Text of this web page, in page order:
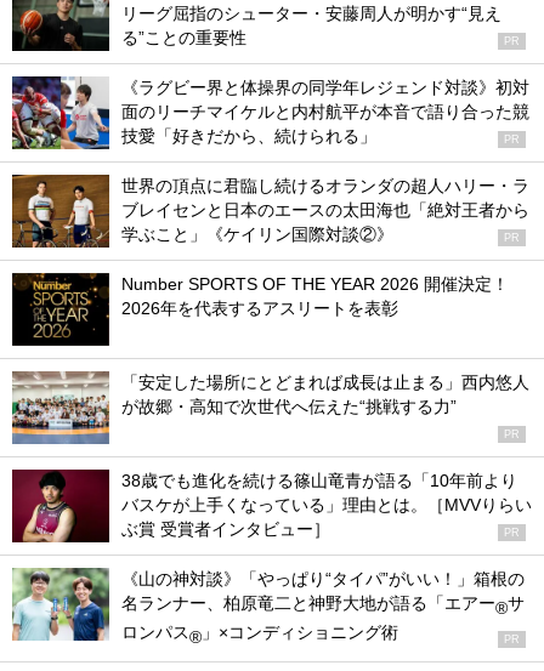
リーグ屈指のシューター・安藤周人が明かす“見え
る”ことの重要性
PR
《ラグビー界と体操界の同学年レジェンド対談》初対
面のリーチマイケルと内村航平が本音で語り合った競
技愛「好きだから、続けられる」
PR
世界の頂点に君臨し続けるオランダの超人ハリー・ラ
ブレイセンと日本のエースの太田海也「絶対王者から
学ぶこと」《ケイリン国際対談②》
PR
Number SPORTS OF THE YEAR 2026 開催決定！
2026年を代表するアスリートを表彰
「安定した場所にとどまれば成長は止まる」西内悠人
が故郷・高知で次世代へ伝えた“挑戦する力”
PR
38歳でも進化を続ける篠山竜青が語る「10年前より
バスケが上手くなっている」理由とは。［MVVりらい
ぶ賞 受賞者インタビュー］
PR
《山の神対談》「やっぱり“タイパ”がいい！」箱根の
名ランナー、柏原竜二と神野大地が語る「エアー®サ
ロンパス® 」×コンディショニング術 PR